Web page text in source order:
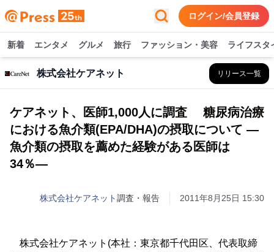
ログイン/会員登録
新着 エンタメ グルメ 旅行 ファッション・美容 ライフスタ
株式会社ケアネット リリース一覧
ケアネット、医師1,000人に調査 糖尿病治療
における魚介類(EPA/DHA)の摂取について ―
魚介類の摂取を薦めた経験がある医師は
34％―
株式会社ケアネット調査・報告 2011年8月25日 15:30
株式会社ケアネット(本社：東京都千代田区、代表取締